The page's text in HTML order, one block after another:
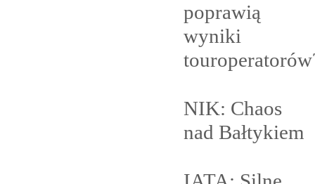
poprawią
wyniki
NIK: Chaos
nad Bałtykiem